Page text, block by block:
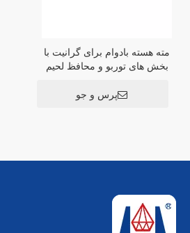
مته هسته بادوام برای گرانیت با
بخش های توربو و محافظ لحیم
پرس و جو